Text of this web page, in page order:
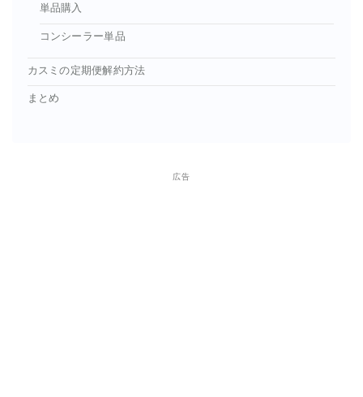
単品購入
コンシーラー単品
カスミの定期便解約方法
まとめ
広告